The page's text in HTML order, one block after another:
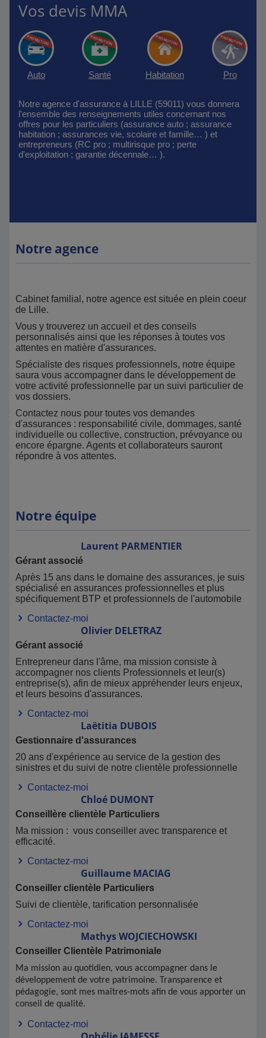
Vos devis MMA
Auto Santé Habitation Pro
Notre agence d'assurance à LILLE (59011) vous donnera
l'ensemble des renseignements utiles concernant nos
offres pour les particuliers (assurance auto ; assurance
habitation ; assurances vie, scolaire et famille… ) et
entrepreneurs (RC pro ; multirisque pro ; perte
d'exploitation ; garantie décennale… ).
Notre agence
Cabinet familial, notre agence est située en plein coeur
de Lille.
Vous y trouverez un accueil et des conseils
personnalisés ainsi que les réponses à toutes vos
attentes en matière d'assurances.
Spécialiste des risques professionnels, notre équipe
saura vous accompagner dans le développement de
votre activité professionnelle par un suivi particulier de
vos dossiers.
Contactez nous pour toutes vos demandes
d'assurances : responsabilité civile, dommages, santé
individuelle ou collective, construction, prévoyance ou
encore épargne. Agents et collaborateurs sauront
répondre à vos attentes.
Notre équipe
Laurent PARMENTIER
Gérant associé
Après 15 ans dans le domaine des assurances, je suis
spécialisé en assurances professionnelles et plus
spécifiquement BTP et professionnels de l'automobile
Contactez-moi
Olivier DELETRAZ
Gérant associé
Entrepreneur dans l'âme, ma mission consiste à
accompagner nos clients Professionnels et leur(s)
entreprise(s), afin de mieux appréhender leurs enjeux,
et leurs besoins d'assurances.
Contactez-moi
Laëtitia DUBOIS
Gestionnaire d'assurances
20 ans d'expérience au service de la gestion des
sinistres et du suivi de notre clientèle professionnelle
Contactez-moi
Chloé DUMONT
Conseillère clientèle Particuliers
Ma mission : vous conseiller avec transparence et
efficacité.
Contactez-moi
Guillaume MACIAG
Conseiller clientèle Particuliers
Suivi de clientèle, tarification personnalisée
Contactez-moi
MathysWOJCIECHOWSKI
Conseiller Clientèle Patrimoniale
Ma mission au quotidien, vous accompagner dans le
développement de votre patrimoine. Transparence et
pédagogie, sont mes maîtres-mots afin de vous apporter un
conseil de qualité.
Contactez-moi